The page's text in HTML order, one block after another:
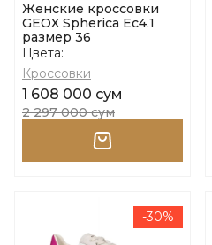
Женские кроссовки
GEOX Spherica Ec4.1
размер 36
Цвета:
Кроссовки
1 608 000 сум
2 297 000 сум
-30%